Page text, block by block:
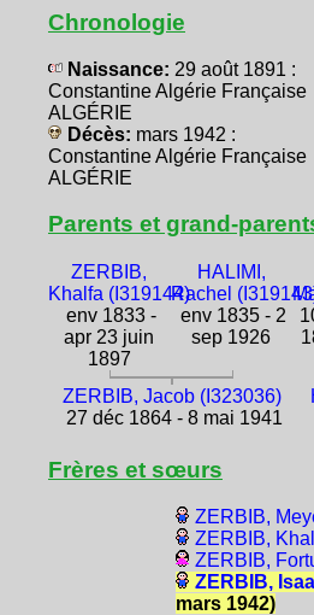
Chronologie
Naissance: 29 août 1891 :
Constantine Algérie Française
ALGÉRIE
Décès: mars 1942 :
Constantine Algérie Française
ALGÉRIE
Parents et grand-
ZERBIB,
Khalfa (I319144)
env 1833 -
apr 23 juin
1897
HALIMI,
Rachel
env 1835 - 2
sep 1926
ZERBIB, Jacob (I323036)
27 déc 1864 - 8 mai 1941
Frères et sœurs
ZERBIB,
ZERBIB,
ZERBIB,
ZERBIB,
mars 1942)